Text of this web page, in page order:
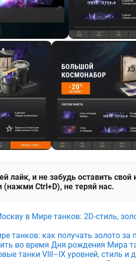
лайк, и не забудь оставить
Ctrl+D), не теряй нас.
в Мире танков: 2D-стиль,
танков: как получать золото за
во время Дня рождения Мира
танки VIII–IX уровней, стиль и